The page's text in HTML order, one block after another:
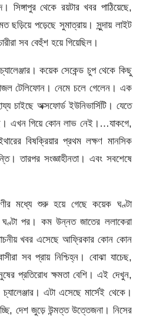
সিঙ্গাপুর থেকে রয়টার খবর পাঠিয়েছে,
ছড়িয়ে পড়েছে সুমাত্রায়। সুন্দায় লাইট
সব বেহুঁশ হয়ে গিয়েছিল।
কয়েক সেকেন্ড চুপ থেকে কিছু
টেলিফোন। নেমে চলে গেলেন। এক
চাইছে অক্সফোর্ড ইউনিভার্সিটি। যেতে
এখন গিয়ে কোন লাভ নেই।…যাকগে,
বিষক্রিয়ার প্রথম লক্ষণ মানসিক
তারপর সংজ্ঞাহীনতা। এবং সবশেষে
মধ্যে শুরু হয়ে গেছে কয়েক ঘণ্টা
পর। কম উন্নত জাতের ললাকেরা
খবর এসেছে আফ্রিকার কোন কোন
সব প্রায় নিশ্চিহ্ন। বোঝা যাচেছ,
প্রতিরোধ ক্ষমতা বেশি। এই দেখুন,
এটা এসেছে মার্সেই থেকে।
দেশ জুড়ে উন্মত্ত উত্তেজনা। নিসের